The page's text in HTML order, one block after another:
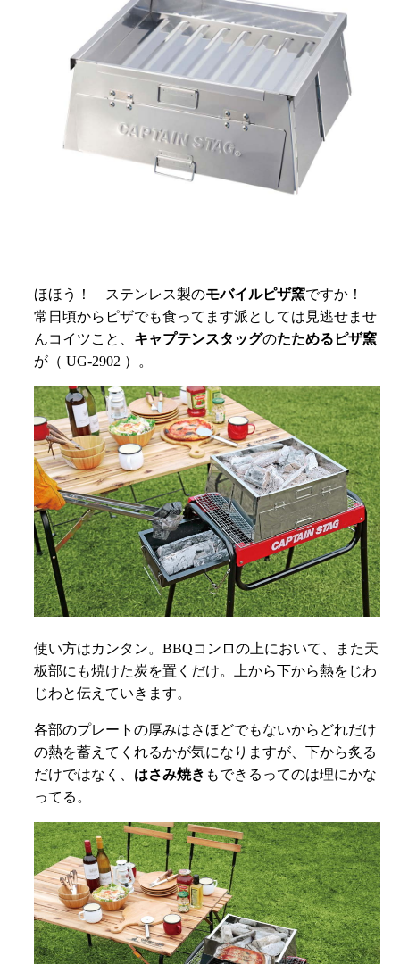
ほほう！ ステンレス製のモバイルピザ窯ですか！
常日頃からピザでも食ってます派としては見逃せませ
んコイツこと、 キャプテンスタッグのたためるピザ窯
使い方はカンタン。BBQコンロの上において、また天
板部にも焼けた炭を置くだけ。上から下から熱をじわ
じわと伝えていきます。
各部のプレートの厚みはさほどでもないからどれだけ
の熱を蓄えてくれるかが気になりますが、下から炙る
だけではなく、はさみ焼きもできるってのは理にかな
ってる。
熱が均等に回らない窯や炉でピザを作ると、具材はま
だ火の通りが甘いのに生地だけこんがり焼け過ぎちゃ
うことがあって難しい。でも、コレならウマいピザが
作れそうだし、スキレットを使ったグラタンとかも得
意そうだ。塊肉を焼くにもアリか！